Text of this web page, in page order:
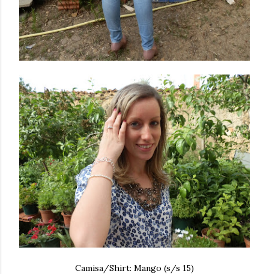
Camisa/Shirt: Mango (s/s 15)